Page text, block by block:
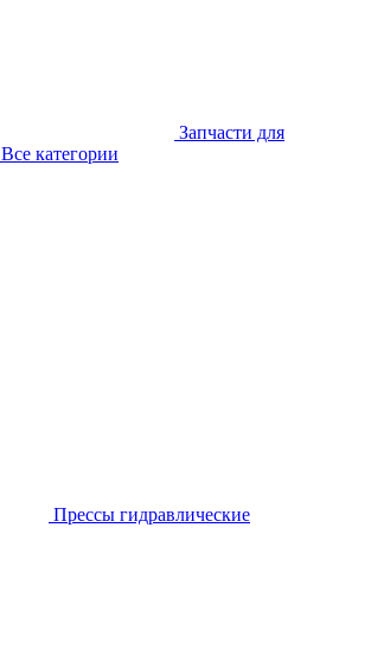
Запчасти для
Все категории
Прессы гидравлические